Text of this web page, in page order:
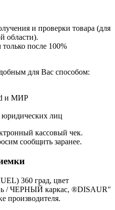
и проверки товара (для
области).
после 100%
для Вас способом:
и МИР
юридических лиц
кассовый чек.
сообщить заранее.
360 град, цвет
/ ЧЕРНЫЙ каркас, ®DISAUR"
производителя.